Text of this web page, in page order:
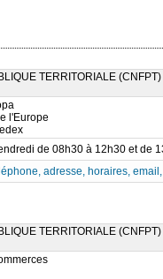
TERRITORIALE
l'Europe
de 08h30 à 12h30 et de
adresse, horaires,
TERRITORIALE